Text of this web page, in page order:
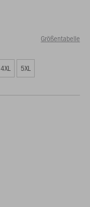
Größentabelle
4XL 5XL